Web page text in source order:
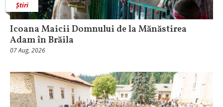
Știri
Icoana Maicii Domnului de la Mănăstirea
Adam în Brăila
07 Aug, 2026